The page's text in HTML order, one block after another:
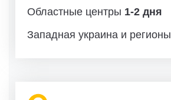
Областные центры 1-2 дня
Западная украина и регионы